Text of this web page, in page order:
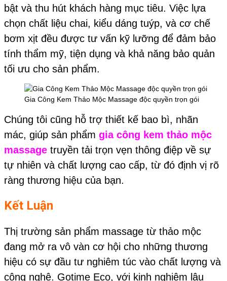
bật và thu hút khách hàng mục tiêu. Việc lựa
chọn chất liệu chai, kiểu dáng tuýp, và cơ chế
bơm xịt đều được tư vấn kỹ lưỡng để đảm bảo
tính thẩm mỹ, tiện dụng và khả năng bảo quản
tối ưu cho sản phẩm.
Gia Công Kem Thảo Mộc Massage độc quyền trọn gói
Chúng tôi cũng hỗ trợ thiết kế bao bì, nhãn
mác, giúp sản phẩm gia công kem thảo mộc
massage truyền tải trọn vẹn thông điệp về sự
tự nhiên và chất lượng cao cấp, từ đó định vị rõ
ràng thương hiệu của bạn.
Kết Luận
Thị trường sản phẩm massage từ thảo mộc
đang mở ra vô vàn cơ hội cho những thương
hiệu có sự đầu tư nghiêm túc vào chất lượng và
công nghệ. Gotime Eco, với kinh nghiệm lâu